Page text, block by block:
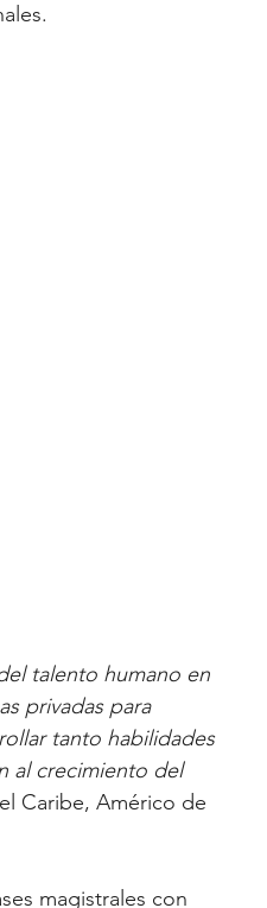
talento humano en
privadas para
tanto habilidades
al crecimiento del
Caribe, Américo de
magistrales con